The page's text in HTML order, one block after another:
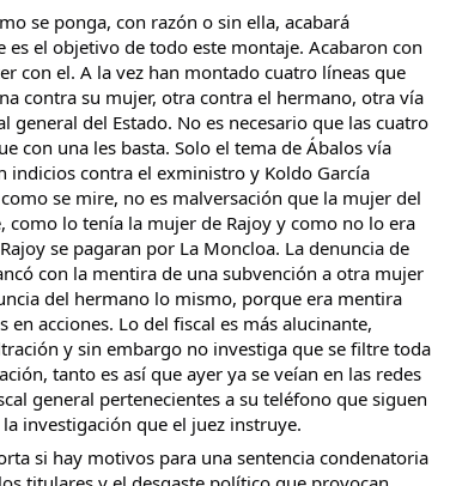
se ponga, con razón o sin ella, acabará
es el objetivo de todo este montaje. Acabaron con
con el. A la vez han montado cuatro líneas que
contra su mujer, otra contra el hermano, otra vía
general del Estado. No es necesario que las cuatro
con una les basta. Solo el tema de Ábalos vía
indicios contra el exministro y Koldo García
se mire, no es malversación que la mujer del
como lo tenía la mujer de Rajoy y como no lo era
se pagaran por La Moncloa. La denuncia de
con la mentira de una subvención a otra mujer
del hermano lo mismo, porque era mentira
acciones. Lo del fiscal es más alucinante,
y sin embargo no investiga que se filtre toda
tanto es así que ayer ya se veían en las redes
general pertenecientes a su teléfono que siguen
investigación que el juez instruye.
si hay motivos para una sentencia condenatoria